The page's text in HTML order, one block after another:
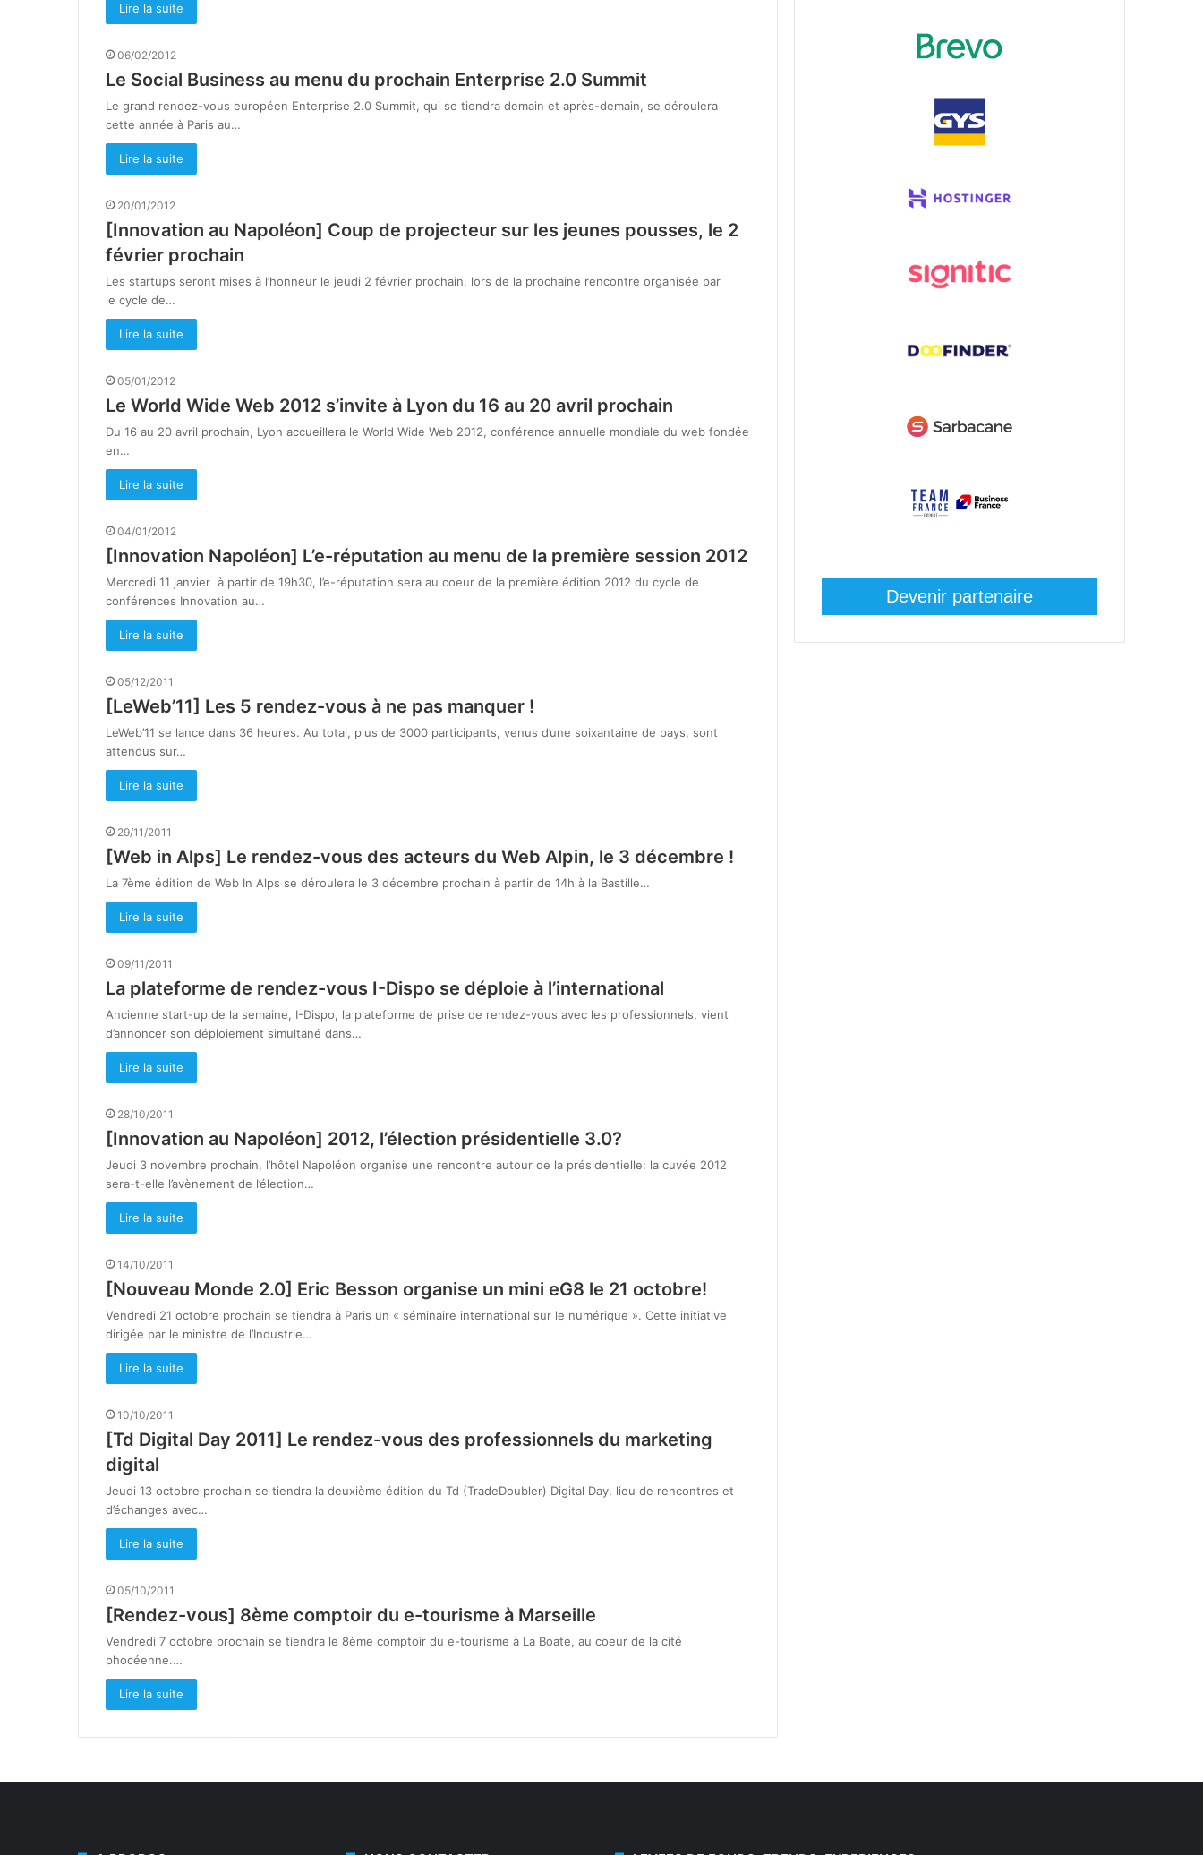
Lire la suite
06/02/2012
Le Social Business au menu du prochain Enterprise 2.0 Summit
Le grand rendez-vous européen Enterprise 2.0 Summit, qui se tiendra demain et après-demain, se déroulera
cette année à Paris au…
Lire la suite
20/01/2012
[Innovation au Napoléon] Coup de projecteur sur les jeunes pousses, le 2
février prochain
Les startups seront mises à l’honneur le jeudi 2 février prochain, lors de la prochaine rencontre organisée par
le cycle de…
Lire la suite
05/01/2012
Le World Wide Web 2012 s’invite à Lyon du 16 au 20 avril prochain
Du 16 au 20 avril prochain, Lyon accueillera le World Wide Web 2012, conférence annuelle mondiale du web fondée
en…
Lire la suite
04/01/2012
[Innovation Napoléon] L’e-réputation au menu de la première session 2012
Mercredi 11 janvier à partir de 19h30, l’e-réputation sera au coeur de la première édition 2012 du cycle de
conférences Innovation au…
Lire la suite
05/12/2011
[LeWeb’11] Les 5 rendez-vous à ne pas manquer !
LeWeb’11 se lance dans 36 heures. Au total, plus de 3000 participants, venus d’une soixantaine de pays, sont
attendus sur…
Lire la suite
29/11/2011
[Web in Alps] Le rendez-vous des acteurs du Web Alpin, le 3 décembre !
La 7ème édition de Web In Alps se déroulera le 3 décembre prochain à partir de 14h à la Bastille…
Lire la suite
09/11/2011
La plateforme de rendez-vous I-Dispo se déploie à l’international
Ancienne start-up de la semaine, I-Dispo, la plateforme de prise de rendez-vous avec les professionnels, vient
d’annoncer son déploiement simultané dans…
Lire la suite
28/10/2011
[Innovation au Napoléon] 2012, l’élection présidentielle 3.0?
Jeudi 3 novembre prochain, l’hôtel Napoléon organise une rencontre autour de la présidentielle: la cuvée 2012
sera-t-elle l’avènement de l’élection…
Lire la suite
14/10/2011
[Nouveau Monde 2.0] Eric Besson organise un mini eG8 le 21 octobre!
Vendredi 21 octobre prochain se tiendra à Paris un « séminaire international sur le numérique ». Cette initiative
dirigée par le ministre de l’Industrie…
Lire la suite
10/10/2011
[Td Digital Day 2011] Le rendez-vous des professionnels du marketing
digital
Jeudi 13 octobre prochain se tiendra la deuxième édition du Td (TradeDoubler) Digital Day, lieu de rencontres et
d’échanges avec…
Lire la suite
05/10/2011
[Rendez-vous] 8ème comptoir du e-tourisme à Marseille
Vendredi 7 octobre prochain se tiendra le 8ème comptoir du e-tourisme à La Boate, au coeur de la cité
phocéenne.…
Lire la suite
Devenir partenaire